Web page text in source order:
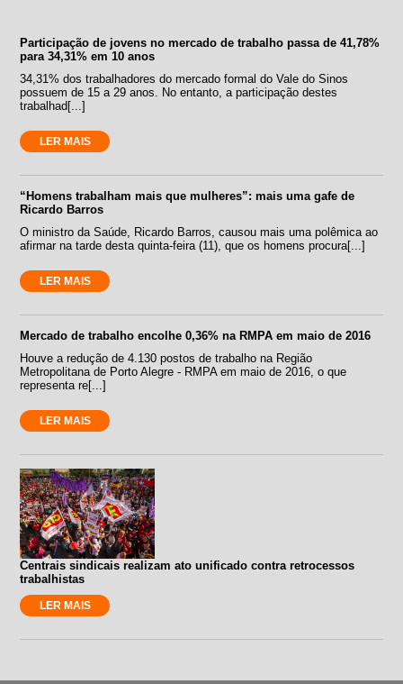
Participação de jovens no mercado de trabalho passa de 41,78%
para 34,31% em 10 anos
34,31% dos trabalhadores do mercado formal do Vale do Sinos
possuem de 15 a 29 anos. No entanto, a participação destes
trabalhad[...]
LER MAIS
“Homens trabalham mais que mulheres”: mais uma gafe de
Ricardo Barros
O ministro da Saúde, Ricardo Barros, causou mais uma polêmica ao
afirmar na tarde desta quinta-feira (11), que os homens procura[...]
LER MAIS
Mercado de trabalho encolhe 0,36% na RMPA em maio de 2016
Houve a redução de 4.130 postos de trabalho na Região
Metropolitana de Porto Alegre - RMPA em maio de 2016, o que
representa re[...]
LER MAIS
Centrais sindicais realizam ato unificado contra retrocessos
trabalhistas
LER MAIS